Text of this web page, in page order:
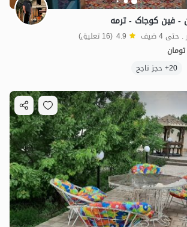
- فین کوجاک - ترمه
4.9 (16 تعليق)
تومان
20+ حجز ناجح